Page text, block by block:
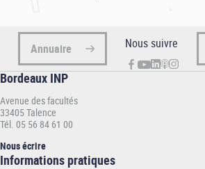
Annuaire Nous suivre
Bordeaux INP
Avenue des facultés
33405 Talence
Tél. 05 56 84 61 00
Nous écrire
Informations
Informations pratiques